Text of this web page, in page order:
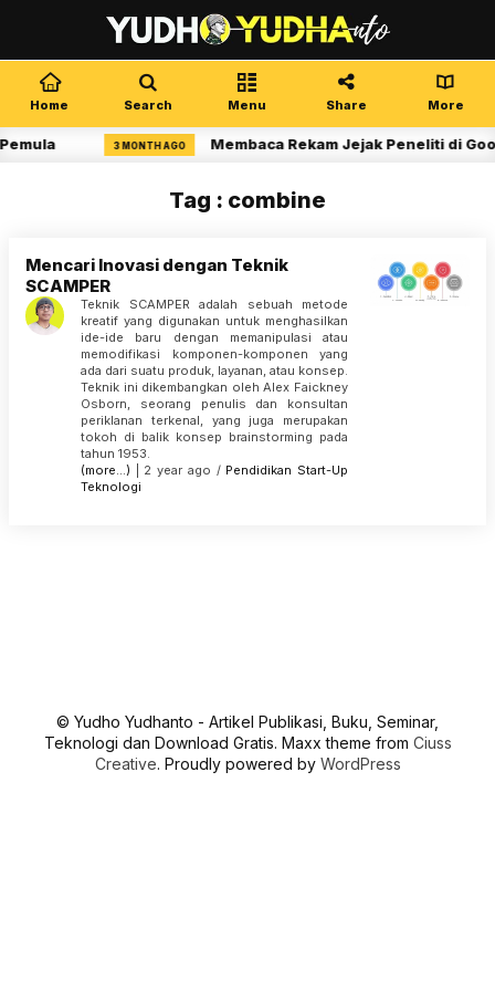
Home Search Menu Share More
3 MONTH AGO Membaca Rekam Jejak Peneliti di
Tag : combine
Mencari Inovasi dengan Teknik
SCAMPER
Teknik SCAMPER adalah sebuah metode
kreatif yang digunakan untuk menghasilkan
ide-ide baru dengan memanipulasi atau
memodifikasi komponen-komponen yang
ada dari suatu produk, layanan, atau konsep.
Teknik ini dikembangkan oleh Alex Faickney
Osborn, seorang penulis dan konsultan
periklanan terkenal, yang juga merupakan
tokoh di balik konsep brainstorming pada
tahun 1953.
(more…) | 2 year ago / Pendidikan Start-Up
Teknologi
© Yudho Yudhanto - Artikel Publikasi, Buku, Seminar,
Teknologi dan Download Gratis. Maxx theme from Ciuss
Creative. Proudly powered by WordPress